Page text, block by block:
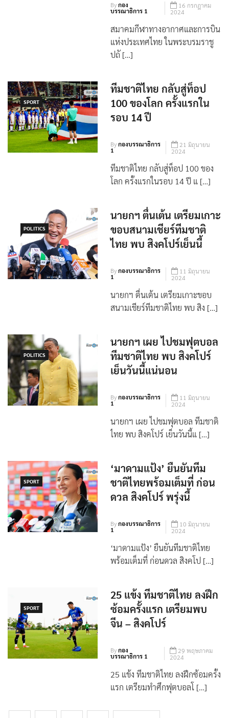
Byกอง
บรรณาธิการ 1
16 กรกฎาคม
2024
สมาคมกีฬาทางอากาศและการบิน
แห่งประเทศไทย ในพระบรมราชู
ปถั […]
SPORT
ทีมชาติไทย กลับสู่ท็อป
100 ของโลก ครั้งแรกใน
รอบ 14 ปี
Byกองบรรณาธิการ
1
21 มิถุนายน
2024
ทีมชาติไทย กลับสู่ท็อป 100 ของ
โลก ครั้งแรกในรอบ 14 ปี แ […]
POLITICS
นายกฯ ตื่นเต้น เตรียมเกาะ
ขอบสนามเชียร์ทีมชาติ
ไทย พบ สิงคโปร์เย็นนี้
Byกองบรรณาธิการ
1
11 มิถุนายน
2024
นายกฯ ตื่นเต้น เตรียมเกาะขอบ
สนามเชียร์ทีมชาติไทย พบ สิง […]
POLITICS
นายกฯ เผย ไปชมฟุตบอล
ทีมชาติไทย พบ สิงคโปร์
เย็นวันนี้แน่นอน
Byกองบรรณาธิการ
1
11 มิถุนายน
2024
นายกฯ เผย ไปชมฟุตบอล ทีมชาติ
ไทย พบ สิงคโปร์ เย็นวันนี้แ […]
SPORT
‘มาดามแป้ง’ ยืนยันทีม
ชาติไทยพร้อมเต็มที่ ก่อน
ดวล สิงคโปร์ พรุ่งนี้
Byกองบรรณาธิการ
1
10 มิถุนายน
2024
‘มาดามแป้ง’ ยืนยันทีมชาติไทย
พร้อมเต็มที่ ก่อนดวล สิงคโป […]
SPORT
25 แข้ง ทีมชาติไทย ลงฝึก
ซ้อมครั้งแรก เตรียมพบ
จีน – สิงคโปร์
Byกอง
บรรณาธิการ 1
29 พฤษภาคม
2024
25 แข้ง ทีมชาติไทย ลงฝึกซ้อมครั้ง
แรก เตรียมทำศึกฟุตบอลโ […]